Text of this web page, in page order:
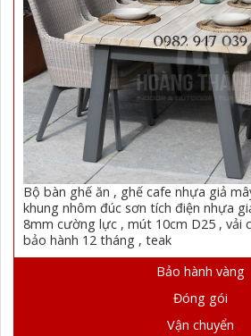
Bộ bàn ghế ăn , ghế cafe nhựa giả
khung nhôm đúc sơn tích điện nhựa
8mm cường lực , mút 10cm D25 , vải
bảo hành 12 tháng , teak
Bảo hành vàng
Đóng gói
Vận chuyển